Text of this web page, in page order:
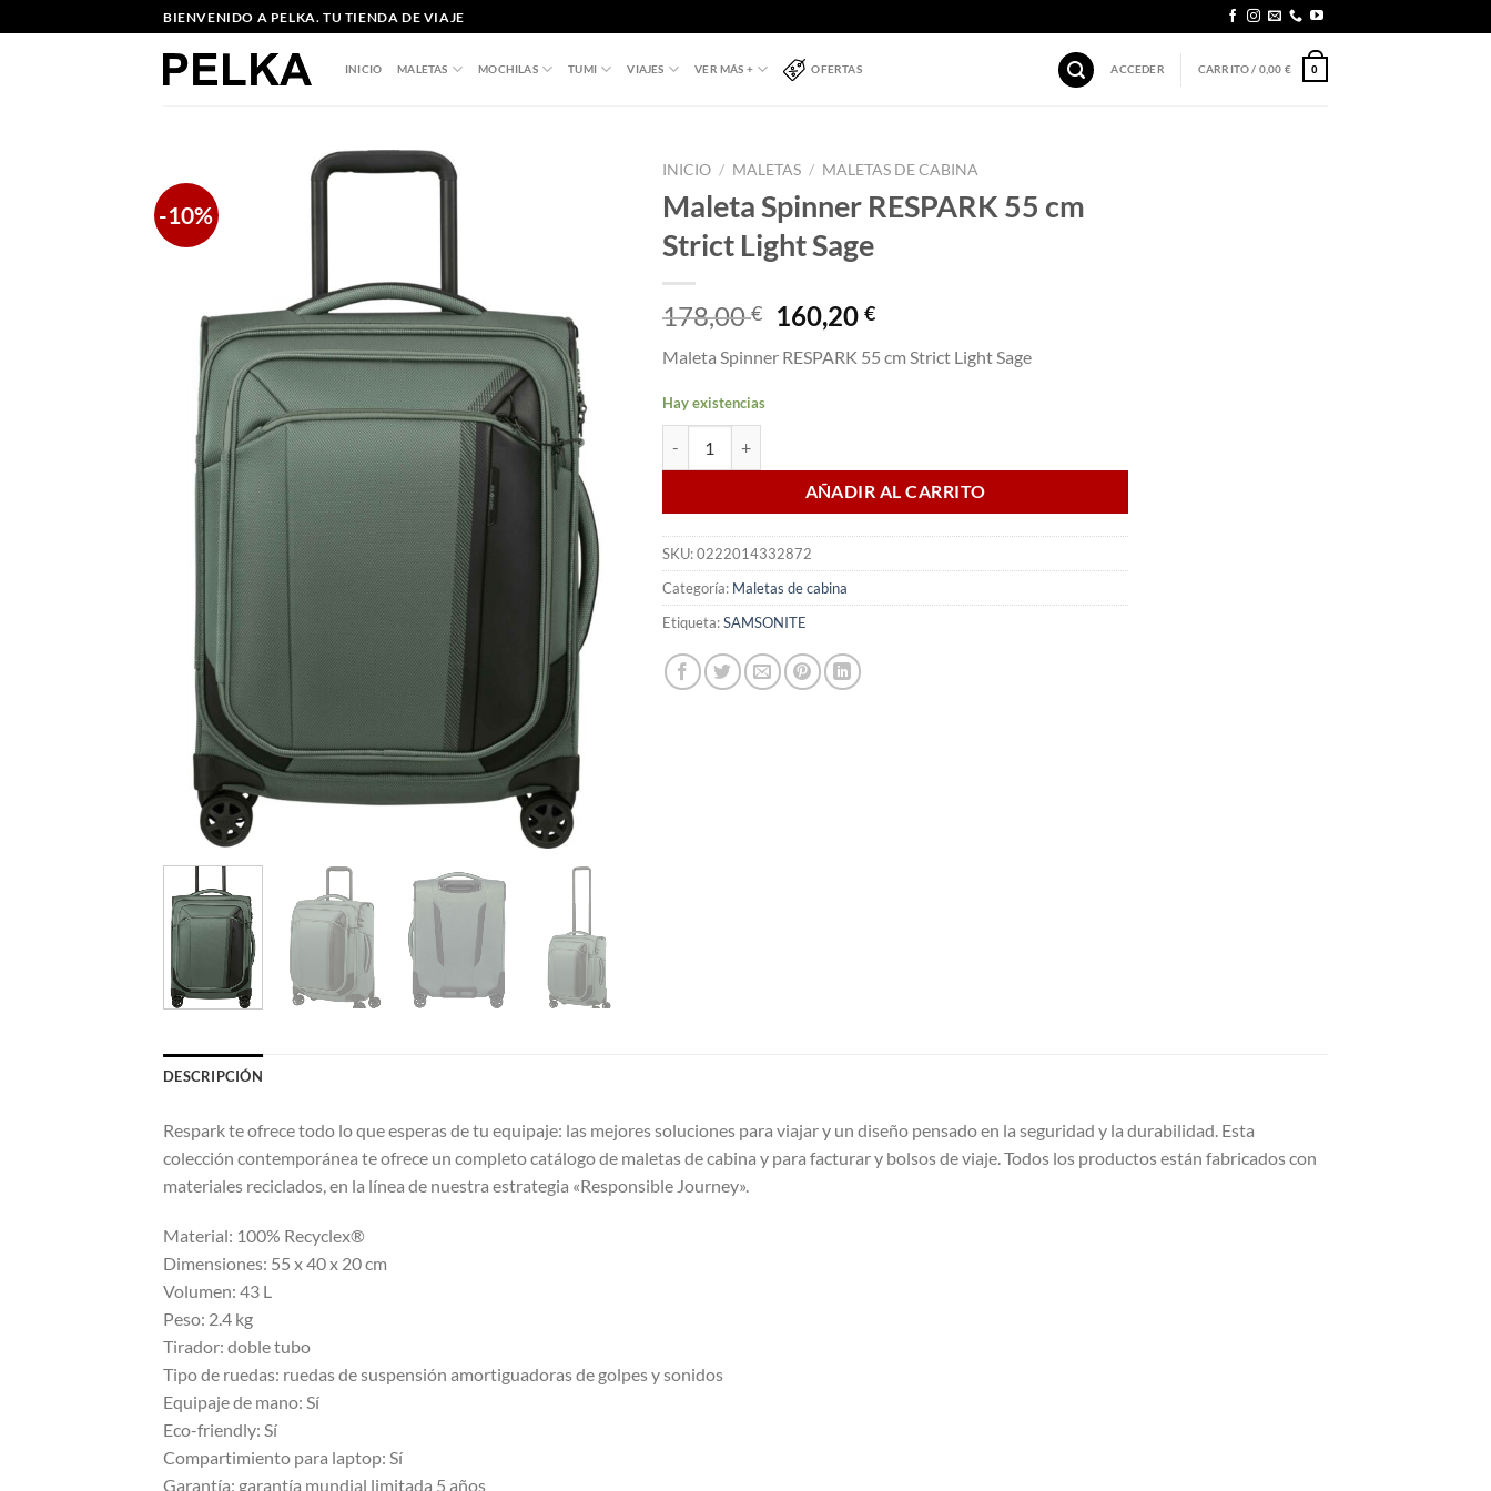
al
BIENVENIDO A PELKA. TU TIENDA DE VIAJE
INICIO MALETAS MOCHILAS TUMI VIAJES VER MÁS + OFERTAS ACCEDER CARRITO / 0,00 € 0
-10%
INICIO / MALETAS / MALETAS DE CABINA
Maleta Spinner RESPARK 55 cm
Strict Light Sage
178,00€
El
precio
original
160,20€El
actual
Maleta Spinner RESPARK 55 cm Strict Light Sage
Hay existencias
AÑADIR AL CARRITO
SKU:0222014332872
Categoría: Maletas de cabina
Etiqueta:SAMSONITE
DESCRIPCIÓN
Respark te ofrece todo lo que esperas de tu equipaje: las mejores soluciones para viajar y un diseño pensado en la seguridad y la durabilidad. Esta
colección contemporánea te ofrece un completo catálogo de maletas de cabina y para facturar y bolsos de viaje. Todos los productos están fabricados con
materiales reciclados, en la línea de nuestra estrategia «Responsible Journey».
Material: 100% Recyclex®
Dimensiones: 55 x 40 x 20 cm
Volumen: 43 L
Peso: 2.4 kg
Tirador: doble tubo
Tipo de ruedas: ruedas de suspensión amortiguadoras de golpes y sonidos
Equipaje de mano: Sí
Eco-friendly: Sí
Compartimiento para laptop: Sí
Garantía: garantía mundial limitada 5 años